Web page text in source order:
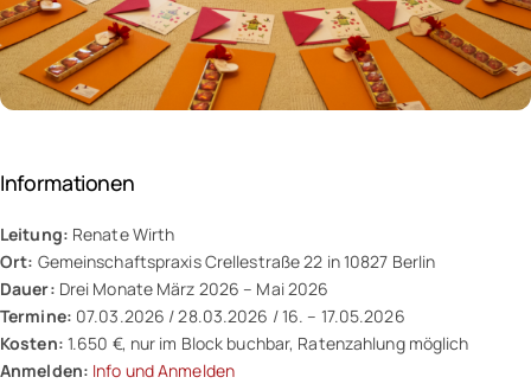
Informationen
Leitung: Renate Wirth
Ort: Gemeinschaftspraxis Crellestraße 22 in 10827 Berlin
Dauer: Drei Monate März 2026 – Mai 2026
Termine: 07.03.2026 / 28.03.2026 / 16. – 17.05.2026
Kosten: 1.650 €, nur im Block buchbar, Ratenzahlung möglich
Anmelden: Info und Anmelden